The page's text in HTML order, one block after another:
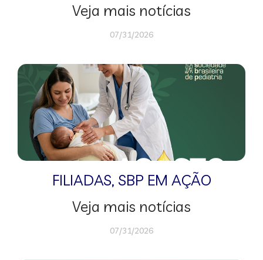
Veja mais notícias
07/31/2026
FILIADAS, SBP EM AÇÃO
Veja mais notícias
07/31/2026